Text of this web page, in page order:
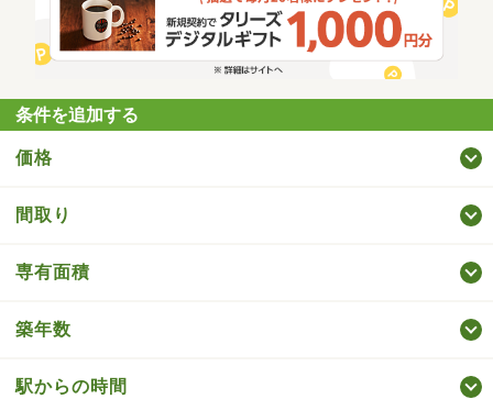
条件を追加する
価格
間取り
専有面積
築年数
駅からの時間